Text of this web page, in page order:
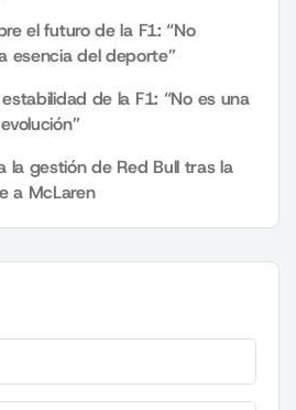
el futuro de la F1: “No
esencia del deporte”
de la F1: “No es una
la gestión de Red Bull tras la
a McLaren